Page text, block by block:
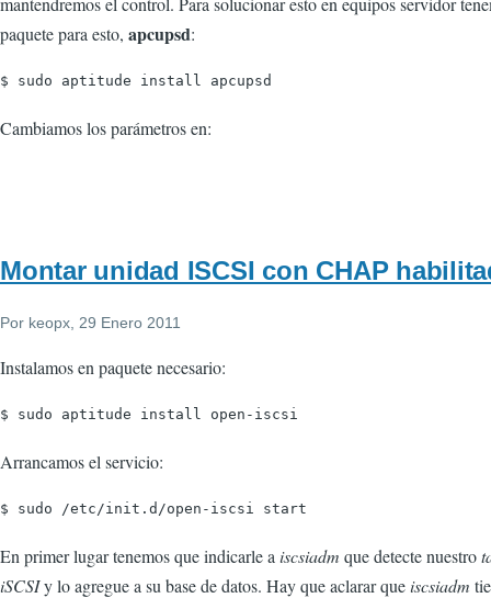
paquete para esto, apcupsd:
$ sudo aptitude install apcupsd
Cambiamos los parámetros en:
Montar unidad ISCSI con CHAP
Por keopx , 29 Enero 2011
Instalamos en paquete necesario:
$ sudo aptitude install open-iscsi
Arrancamos el servicio:
$ sudo /etc/init.d/open-iscsi start
En primer lugar tenemos que indicarle a iscsiadm que detecte nuestro
iSCSIy lo agregue a su base de datos. Hay que aclarar queiscsiadm